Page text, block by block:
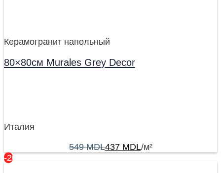
Керамогранит напольный
80×80см Murales Grey Decor
Италия
549MDL437 MDL/м²
-20%